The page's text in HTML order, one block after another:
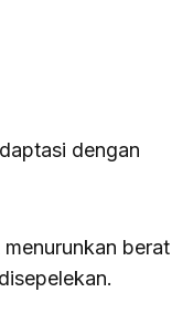
dengan
berat